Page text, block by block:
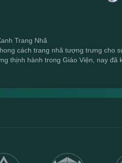
Trang Nhã
cách trang nhã tượng trưng cho
thịnh hành trong Giáo Viện, nay đã